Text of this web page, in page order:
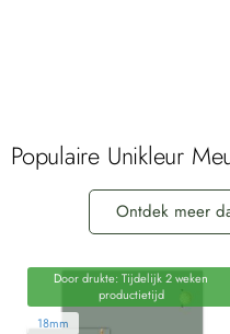
Populaire Unikleur
Ontdek meer
Door drukte: Tijdelijk 2 weken
productietijd
18mm